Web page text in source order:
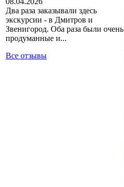
Два раза заказывали здесь
экскурсии - в Дмитров и
Звенигород. Оба раза были очень
продуманные и...
Все отзывы